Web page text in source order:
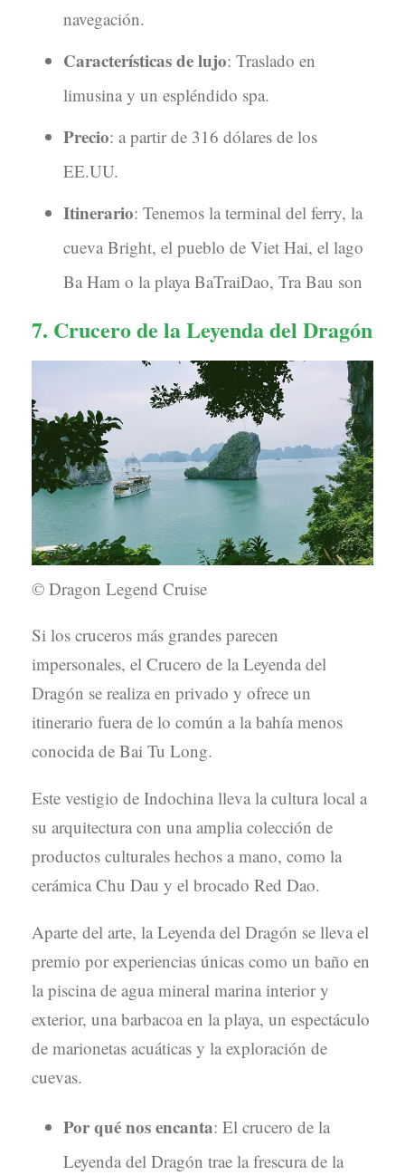
navegación.
Características de lujo: Traslado en
limusina y un espléndido spa.
Precio: a partir de 316 dólares de los
EE.UU.
Itinerario: Tenemos la terminal del ferry, la
cueva Bright, el pueblo de Viet Hai, el lago
Ba Ham o la playa BaTraiDao, Tra Bau son
7. Crucero de la Leyenda del Dragón
© Dragon Legend Cruise
Si los cruceros más grandes parecen
impersonales, el Crucero de la Leyenda del
Dragón se realiza en privado y ofrece un
itinerario fuera de lo común a la bahía menos
conocida de Bai Tu Long.
Este vestigio de Indochina lleva la cultura local a
su arquitectura con una amplia colección de
productos culturales hechos a mano, como la
cerámica Chu Dau y el brocado Red Dao.
Aparte del arte, la Leyenda del Dragón se lleva el
premio por experiencias únicas como un baño en
la piscina de agua mineral marina interior y
exterior, una barbacoa en la playa, un espectáculo
de marionetas acuáticas y la exploración de
cuevas.
Por qué nos encanta: El crucero de la
Leyenda del Dragón trae la frescura de la